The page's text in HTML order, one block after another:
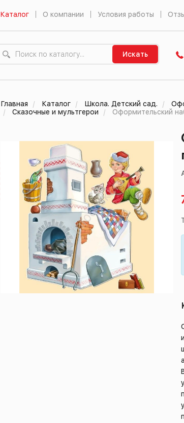
Каталог О компании Условия работы
Искать
Главная Каталог Школа. Детский сад.
Сказочные и мультгерои
Оформительский